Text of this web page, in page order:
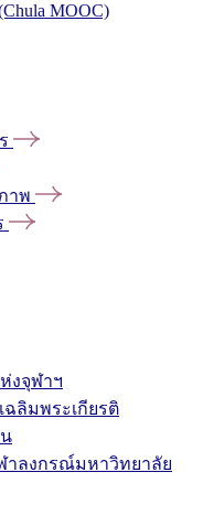
MOOC)
าพ
งจุฬาฯ
ลิมพระเกียรติ
าลงกรณ์มหาวิทยาลัย